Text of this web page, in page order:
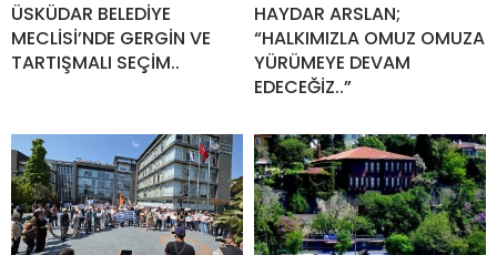
ÜSKÜDAR BELEDİYE
MECLİSİ’NDE GERGİN VE
TARTIŞMALI SEÇİM..
HAYDAR ARSLAN;
“HALKIMIZLA OMUZ OMUZA
YÜRÜMEYE DEVAM
EDECEĞİZ..”